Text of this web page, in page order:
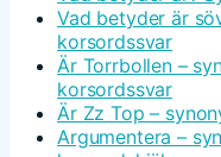
Vad betyder är
korsordssvar
Är Torrbollen –
korsordssvar
Är Zz Top –
Argumentera –